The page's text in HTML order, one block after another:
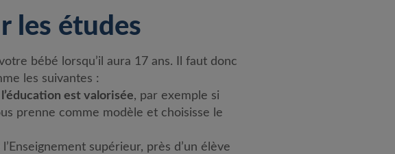
les études
bébé lorsqu’il aura 17 ans. Il faut donc
les suivantes :
est valorisée, par exemple si
prenne comme modèle et choisisse le
supérieur, près d’un élève